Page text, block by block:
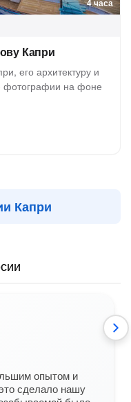
4 часа
Капри
его архитектуру и
фотографии на фоне
Капри
опытом и
сделало нашу